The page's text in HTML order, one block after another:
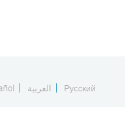
العربية Русский